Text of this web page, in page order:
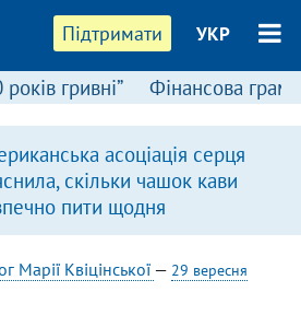
Підтримати УКР
років гривні” Фінансова
асоціація серця
скільки чашок кави
пити щодня
Марії Квіцінської — 29 вересня